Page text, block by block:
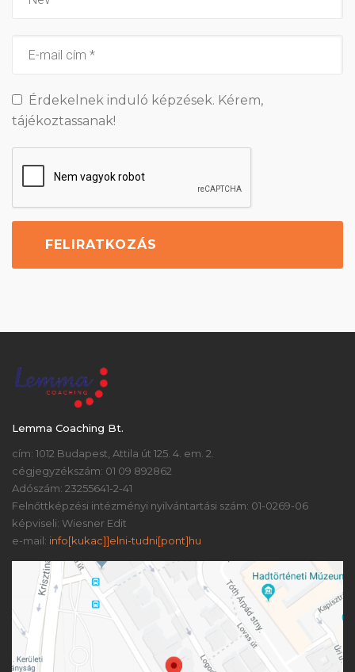
Érdekelnek induló képzések. Kérem,
tájékoztassanak!
Lemma Coaching Bt.
cím: 1012 Budapest, Attila út 125. 4. em. 2.
cégjegyzékszám: 01 09 892862
Adószám: 23255641-2-41
Felnőttképzési intézményi nyilvántartási szám: 01-0269-06
képviseli: Wiesner Edit
e-mail: info[kukac]]elni-tudni[pont]hu